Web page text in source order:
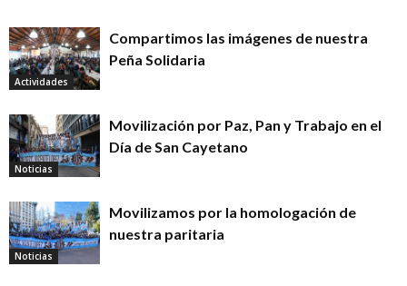
Actividades
Compartimos las imágenes de nuestra
Peña Solidaria
Noticias
Movilización por Paz, Pan y Trabajo en el
Día de San Cayetano
Noticias
Movilizamos por la homologación de
nuestra paritaria